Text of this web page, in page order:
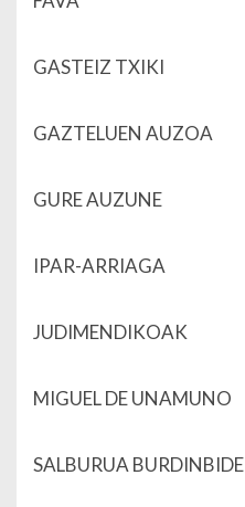
GASTEIZ TXIKI
GAZTELUEN AUZOA
GURE AUZUNE
IPAR-ARRIAGA
JUDIMENDIKOAK
MIGUEL DE UNAMUNO
SALBURUA BURDINBIDE